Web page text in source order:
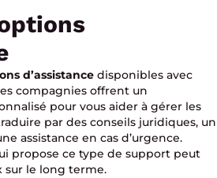
d’assistance disponibles avec
compagnies offrent un
pour vous aider à gérer les
par des conseils juridiques, un
assistance en cas d’urgence.
propose ce type de support peut
sur le long terme.